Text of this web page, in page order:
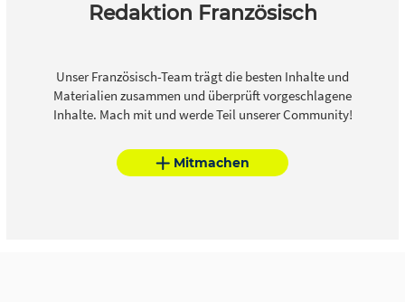
Redaktion Französisch
Unser Französisch-Team trägt die besten Inhalte und
Materialien zusammen und überprüft vorgeschlagene
Inhalte. Mach mit und werde Teil unserer Community!
Mitmachen